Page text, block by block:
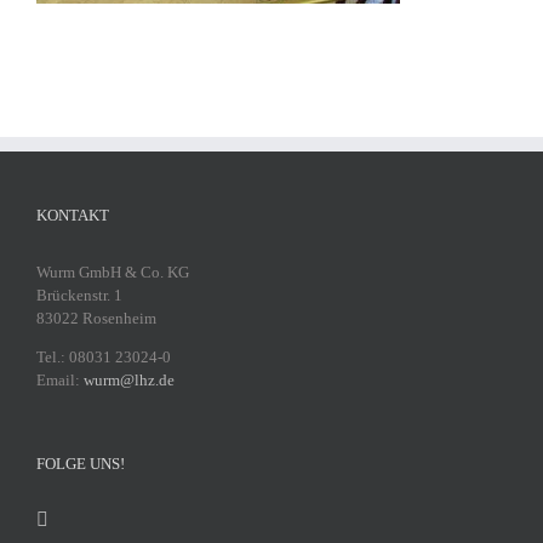
KONTAKT
Wurm GmbH & Co. KG
Brückenstr. 1
83022 Rosenheim
Tel.: 08031 23024-0
Email: wurm@lhz.de
FOLGE UNS!